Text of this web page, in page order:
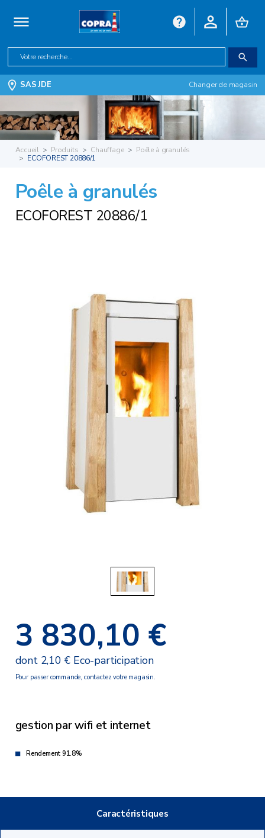
SAS JDE Changer de magasin
Accueil Produits Chauffage
Poêle à granulés
ECOFOREST 20886/1
Poêle à granulés
ECOFOREST 20886/1
3 830,10 €
dont 2,10 € Eco-participation
Pour passer commande, contactez votre magasin.
gestion par wifi et internet
Rendement 91.8%
Caractéristiques